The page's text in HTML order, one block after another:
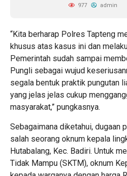
977 admin
“Kita berharap Polres Tapteng
khusus atas kasus ini dan
Pemerintah sudah sampai
Pungli sebagai wujud
segala bentuk praktik pungutan
yang jelas jelas cukup
masyarakat,” pungkasnya.
Sebagaimana diketahui, dugaan
salah seorang oknum kepala
Hutabalang, Kec. Badiri. Untuk
Tidak Mampu (SKTM), oknum